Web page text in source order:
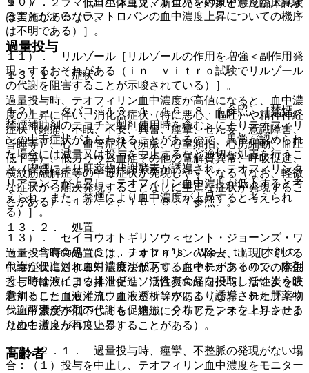
９．７．２． 低出生体重児、新生児を対象とした臨床試験
は実施していない。
過量投与
１３．１． 症状
過量投与時、テオフィリン血中濃度が高値になると、血中濃
度の上昇に伴い、消化器症状（特に悪心、嘔吐）や精神神経
症状（頭痛、不眠、不安、興奮、痙攣、せん妄、意識障害、
昏睡等）、心・血管症状（頻脈、心室頻拍、心房細動、血圧
低下等）、低カリウム血症その他の電解質異常、呼吸促進、
横紋筋融解症等の中毒症状が発現しやすくなる（なお、軽微
な症状から順次発現することなしに重篤な症状が発現するこ
とがある）〔１０．２、１６．８．１参照〕。
１３．２． 処置
過量投与時の処置には、テオフィリンの除去、出現している
中毒症状に対する対症療法があり、血中テオフィリンの除去
として輸液による排泄促進、活性炭の経口投与、活性炭を吸
着剤とした血液灌流、血液透析等がある（なお、テオフィリ
ン血中濃度が低下しても、組織に分布したテオフィリンによ
り血中濃度が再度上昇することがある）。
１３．２．１． 過量投与時、痙攣、不整脈の発現がない場
合：（１）投与を中止し、テオフィリン血中濃度をモニター
ることがある（ラマトロバンの血中濃度上昇についての機序
は不明である）］。
１１）． リルゾール［リルゾールの作用を増強＜副作用発
現＞するおそれがある（ｉｎ ｖｉｔｒｏ試験でリルゾール
の代謝を阻害することが示唆されている）］。
１２）． タバコ〔１３．１、１６．８．１参照〕［禁煙＜
禁煙補助剤のニコチン製剤使用時を含む＞によりテオフィリ
ンの中毒症状があらわれることがあるので、異常が認められ
た場合には減量又は投与を中止するなど適切な処置を行うこ
と（喫煙により肝薬物代謝酵素が誘導され、テオフィリンク
リアランスが上昇し、テオフィリン血中濃度が低下すると考
えられ、また、禁煙により血中濃度が上昇すると考えられ
る）］。
１３）． セイヨウオトギリソウ＜セント・ジョーンズ・ワ
ート＞含有食品（Ｓｔ．Ｊｏｈｎ’ｓ Ｗｏｒｔ）［本剤の
代謝が促進され血中濃度が低下するおそれがあるので、本剤
投与時はセイヨウオトギリソウ含有食品を摂取しないよう注
意すること（セイヨウオトギリソウにより誘導された肝薬物
代謝酵素が本剤の代謝を促進し、クリアランスを上昇させる
ためと考えられている）］。
高齢者